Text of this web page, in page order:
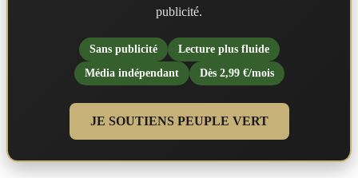
publicité.
Sans publicité
Lecture plus fluide
Média indépendant
Dès 2,99 €/mois
JE SOUTIENS PEUPLE VERT